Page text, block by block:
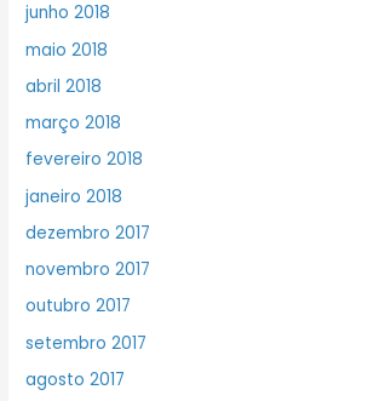
junho 2018
maio 2018
abril 2018
março 2018
fevereiro 2018
janeiro 2018
dezembro 2017
novembro 2017
outubro 2017
setembro 2017
agosto 2017